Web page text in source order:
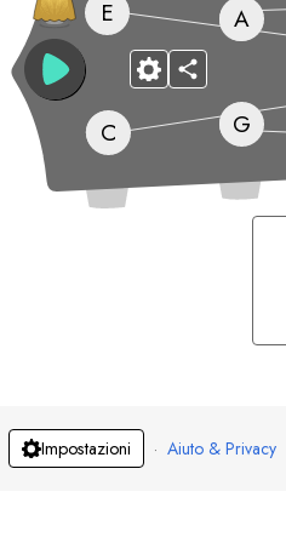
G
C
E
A
Impostazioni · Aiuto & Privacy